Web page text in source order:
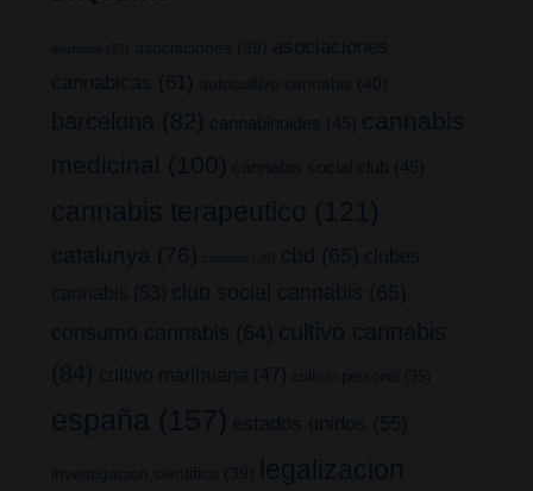
alemania (27) asociaciones (39)
asociaciones
cannabicas (61) autocultivo cannabis (40)
barcelona (82) cannabinoides (45) cannabis
medicinal (100) cannabis social club (45)
cannabis terapeutico (121)
catalunya (76) cañamo (26) cbd (65) clubes
cannabis (53) club social cannabis (65)
consumo cannabis (64) cultivo cannabis
(84) cultivo marihuana (47) cultivo personal (35)
españa (157) estados unidos (55)
investigacion cientifica (39)
legalizacion